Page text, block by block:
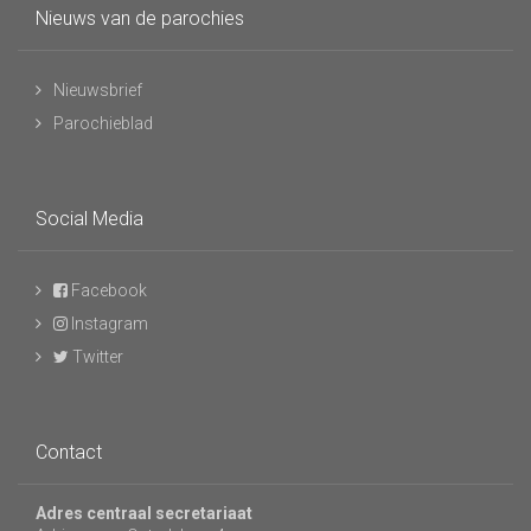
Nieuws van de parochies
Nieuwsbrief
Parochieblad
Social Media
Facebook
Instagram
Twitter
Contact
Adres centraal secretariaat